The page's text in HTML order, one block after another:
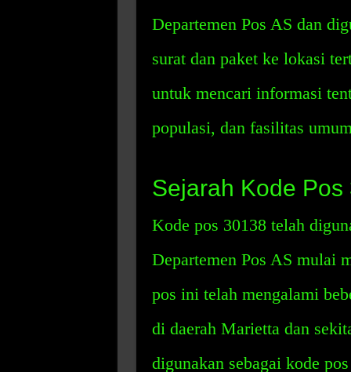
Departemen Pos AS dan
surat dan paket ke lokasi
untuk mencari informasi
populasi, dan fasilitas
Sejarah Kode Pos
Kode pos 30138 telah
Departemen Pos AS mulai
pos ini telah mengalami
di daerah Marietta dan
digunakan sebagai kode